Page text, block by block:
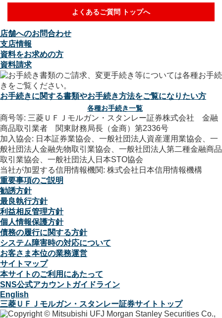
よくあるご質問 トップへ
店舗へのお問合わせ
支店情報
資料をお求めの方
資料請求
お手続きに関する書類やお手続き方法をご覧になりたい方
各種お手続き一覧
商号等: 三菱ＵＦＪモルガン・スタンレー証券株式会社 金融
商品取引業者 関東財務局長（金商）第2336号
加入協会: 日本証券業協会、一般社団法人資産運用業協会、一
般社団法人金融先物取引業協会、一般社団法人第二種金融商品
取引業協会、一般社団法人日本STO協会
当社が加盟する信用情報機関: 株式会社日本信用情報機構
重要事項のご説明
勧誘方針
最良執行方針
利益相反管理方針
個人情報保護方針
債務の履行に関する方針
システム障害時の対応について
お客さま本位の業務運営
サイトマップ
本サイトのご利用にあたって
SNS公式アカウントガイドライン
English
三菱ＵＦＪモルガン・スタンレー証券サイトトップ